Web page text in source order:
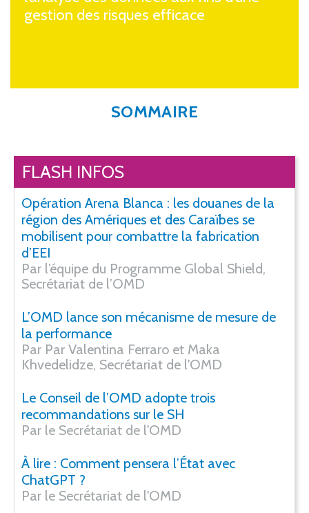
gestion des risques efficace
SOMMAIRE
FLASH INFOS
Opération Arena Blanca : les douanes de la
région des Amériques et des Caraïbes se
mobilisent pour combattre la fabrication
d’EEI
Par l’équipe du Programme Global Shield,
Secrétariat de l’OMD
L’OMD lance son mécanisme de mesure de
la performance
Par Par Valentina Ferraro et Maka
Khvedelidze, Secrétariat de l'OMD
Le Conseil de l’OMD adopte trois
recommandations sur le SH
Par le Secrétariat de l'OMD
À lire : Comment pensera l’État avec
ChatGPT ?
Par le Secrétariat de l'OMD